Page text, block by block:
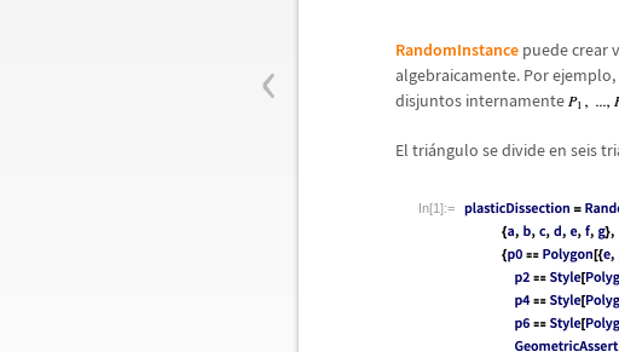
‹ RandomInstance puede crear
algebraicamente. Por ejemplo,
disjuntos internamente
El triángulo se divide en seis tri
In[1]:=